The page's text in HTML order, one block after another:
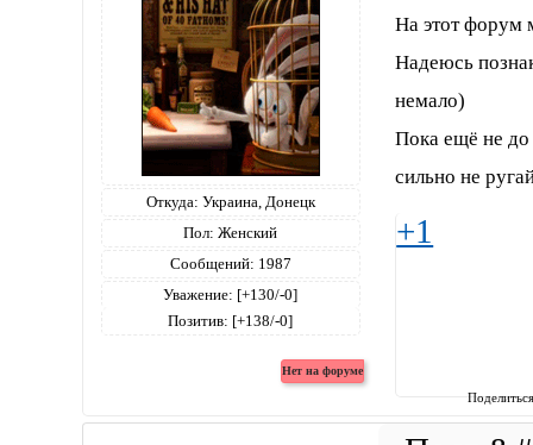
Откуда: Украина, Донецк
Пол: Женский
Сообщений: 1987
Уважение: [+130/-0]
Позитив: [+138/-0]
На этот форум
Надеюсь
немало)
Пока ещё не до
сильно не
+1